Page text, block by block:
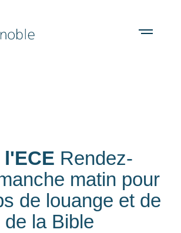
Agenda RessourcesOpen
Rendez-
matin pour
de louange et de
de la Bible